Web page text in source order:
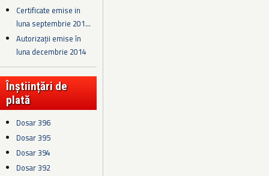
Certificate emise in
luna septembrie 201...
Autorizații emise în
luna decembrie 2014
Înștiințări de
plată
Dosar 396
Dosar 395
Dosar 394
Dosar 392